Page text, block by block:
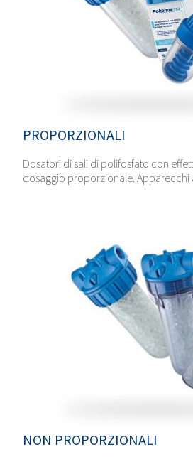
PROPORZIONALI
Dosatori di sali di polifosfato con
dosaggio proporzionale. Apparecchi
NON PROPORZIONALI